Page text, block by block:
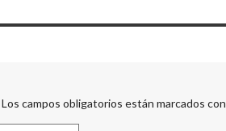
Los campos obligatorios están marcados con